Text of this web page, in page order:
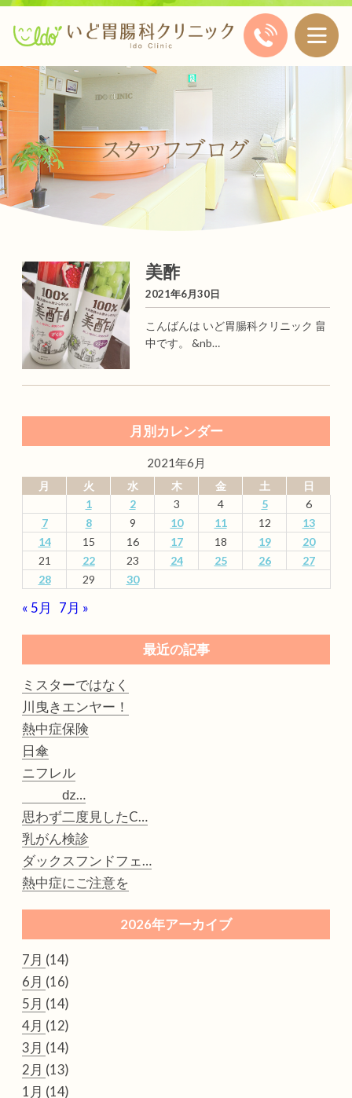
美酢
2021年6月30日
こんばんは いど胃腸科クリニック 畠
中です。 &nb…
月別カレンダー
2021年6月
月 火 水 木 金 土
日
1
2 3 4 5
6
7
8 9 10 11 12
13
14
15 16 17 18 19
20
21
22 23 24 25 26
27
28
29 30
« 5月 7月 »
最近の記事
ミスターではなく
川曳きエンヤー！
熱中症保険
日傘
ニフレル
ǳ…
思わず二度見したC…
乳がん検診
ダックスフンドフェ…
熱中症にご注意を
2026年アーカイブ
7月 (14)
6月 (16)
5月 (14)
4月 (12)
3月 (14)
2月 (13)
1月 (14)